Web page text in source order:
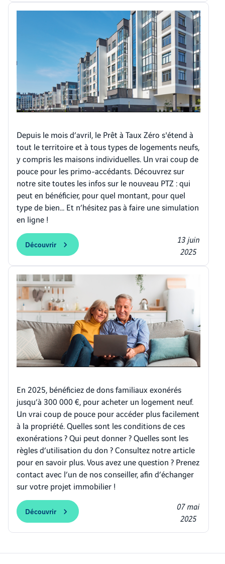
Depuis le mois d’avril, le Prêt à Taux Zéro s'étend à
tout le territoire et à tous types de logements neufs,
y compris les maisons individuelles. Un vrai coup de
pouce pour les primo-accédants. Découvrez sur
notre site toutes les infos sur le nouveau PTZ : qui
peut en bénéficier, pour quel montant, pour quel
type de bien… Et n’hésitez pas à faire une simulation
en ligne !
Découvrir
13 juin
2025
En 2025, bénéficiez de dons familiaux exonérés
jusqu’à 300 000 €, pour acheter un logement neuf.
Un vrai coup de pouce pour accéder plus facilement
à la propriété. Quelles sont les conditions de ces
exonérations ? Qui peut donner ? Quelles sont les
règles d’utilisation du don ? Consultez notre article
pour en savoir plus. Vous avez une question ? Prenez
contact avec l’un de nos conseiller, afin d’échanger
sur votre projet immobilier !
Découvrir
07 mai
2025